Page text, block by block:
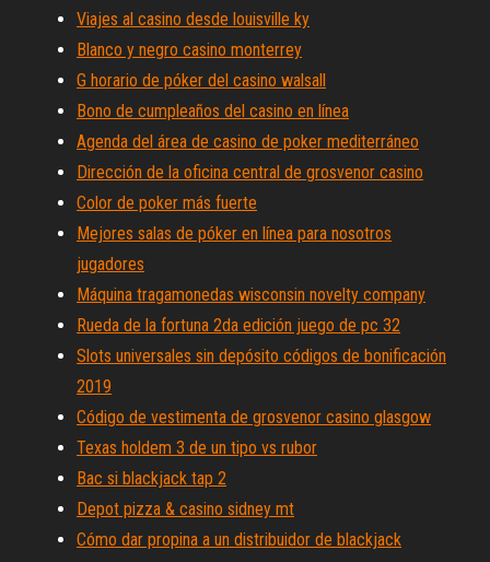
Viajes al casino desde louisville ky
Blanco y negro casino monterrey
G horario de póker del casino walsall
Bono de cumpleaños del casino en línea
Agenda del área de casino de poker mediterráneo
Dirección de la oficina central de grosvenor casino
Color de poker más fuerte
Mejores salas de póker en línea para nosotros
jugadores
Máquina tragamonedas wisconsin novelty company
Rueda de la fortuna 2da edición juego de pc 32
Slots universales sin depósito códigos de bonificación
2019
Código de vestimenta de grosvenor casino glasgow
Texas holdem 3 de un tipo vs rubor
Bac si blackjack tap 2
Depot pizza & casino sidney mt
Cómo dar propina a un distribuidor de blackjack